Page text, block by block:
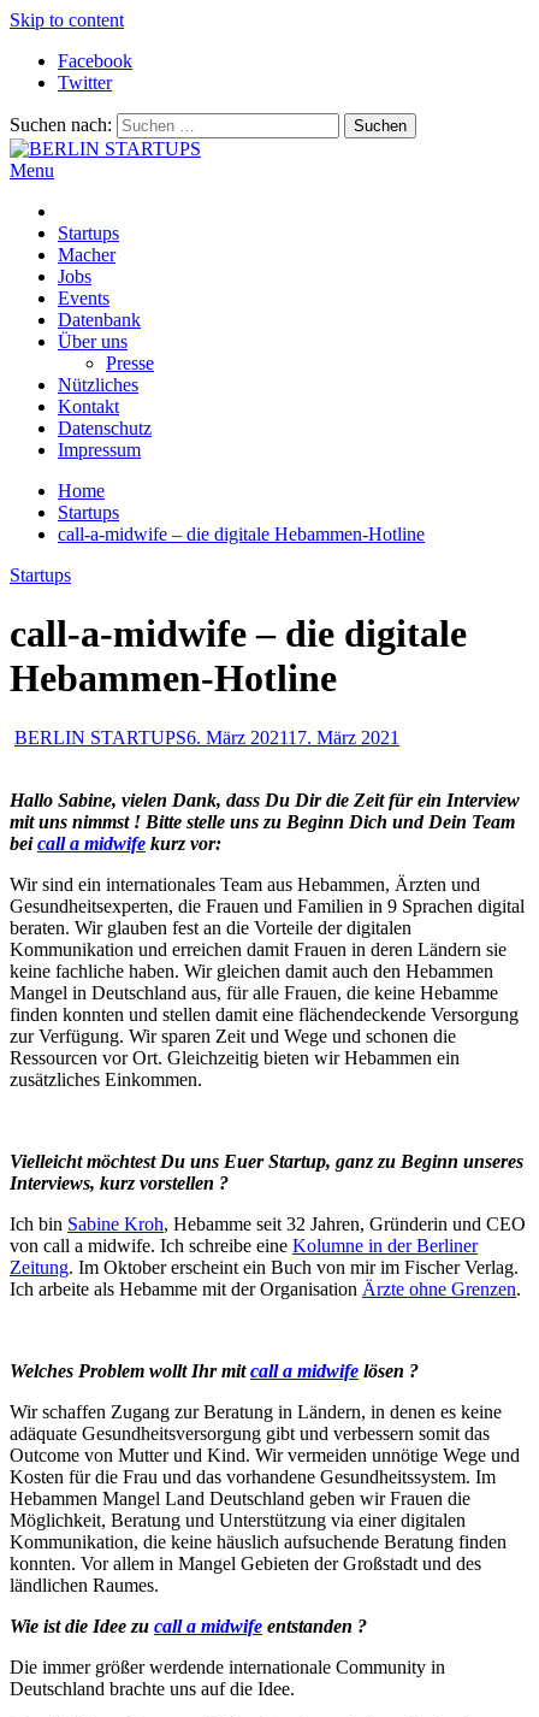
Skip to content
Facebook
Twitter
Suchen nach:
Menu
Startups
Macher
Jobs
Events
Datenbank
Über uns
Presse
Nützliches
Kontakt
Datenschutz
Impressum
Home
Startups
call-a-midwife – die digitale Hebammen-Hotline
Startups
call-a-midwife – die digitale
Hebammen-Hotline
BERLIN STARTUPS6. März 202117. März 2021
Hallo Sabine, vielen Dank, dass Du Dir die Zeit für ein Interview
mit uns nimmst ! Bitte stelle uns zu Beginn Dich und Dein Team
beicall a midwife kurz vor:
Wir sind ein internationales Team aus Hebammen, Ärzten und
Gesundheitsexperten, die Frauen und Familien in 9 Sprachen digital
beraten. Wir glauben fest an die Vorteile der digitalen
Kommunikation und erreichen damit Frauen in deren Ländern sie
keine fachliche haben. Wir gleichen damit auch den Hebammen
Mangel in Deutschland aus, für alle Frauen, die keine Hebamme
finden konnten und stellen damit eine flächendeckende Versorgung
zur Verfügung. Wir sparen Zeit und Wege und schonen die
Ressourcen vor Ort. Gleichzeitig bieten wir Hebammen ein
zusätzliches Einkommen.
Vielleicht möchtest Du uns Euer Startup, ganz zu Beginn unseres
Interviews, kurz vorstellen ?
Ich bin Sabine Kroh, Hebamme seit 32 Jahren, Gründerin und CEO
von call a midwife. Ich schreibe eine Kolumne in der Berliner
Zeitung. Im Oktober erscheint ein Buch von mir im Fischer Verlag.
Ich arbeite als Hebamme mit der Organisation Ärzte ohne Grenzen.
Welches Problem wollt Ihr mitcall a midwife lösen ?
Wir schaffen Zugang zur Beratung in Ländern, in denen es keine
adäquate Gesundheitsversorgung gibt und verbessern somit das
Outcome von Mutter und Kind. Wir vermeiden unnötige Wege und
Kosten für die Frau und das vorhandene Gesundheitssystem. Im
Hebammen Mangel Land Deutschland geben wir Frauen die
Möglichkeit, Beratung und Unterstützung via einer digitalen
Kommunikation, die keine häuslich aufsuchende Beratung finden
konnten. Vor allem in Mangel Gebieten der Großstadt und des
ländlichen Raumes.
Wie ist die Idee zu call a midwife entstanden ?
Die immer größer werdende internationale Community in
Deutschland brachte uns auf die Idee.